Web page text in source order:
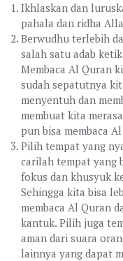
Ikhlaskan dan
pahala dan ridha
Berwudhu terlebih
salah satu adab
Membaca Al Quran
sudah sepatutnya
menyentuh dan
membuat kita
pun bisa membaca
Pilih tempat yang
carilah tempat yang
fokus dan khusyuk
Sehingga kita bisa
membaca Al Quran
kantuk. Pilih juga
aman dari suara
lainnya yang dapat